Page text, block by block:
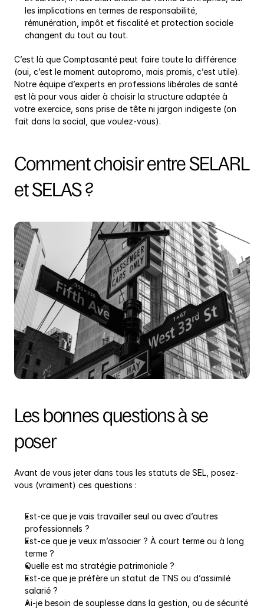
les implications en termes de responsabilité,
rémunération, impôt et fiscalité et protection sociale
changent du tout au tout.
C’est là que Comptasanté peut faire toute la différence
(oui, c’est le moment autopromo, mais promis, c’est utile).
Notre équipe d’experts en professions libérales de santé
est là pour vous aider à choisir la structure adaptée à
votre exercice, sans prise de tête ni jargon indigeste (on
fait dans la social, que voulez-vous).
Comment choisir entre SELARL
et SELAS ?
Les bonnes questions à se
poser
Avant de vous jeter dans tous les statuts de SEL, posez-
vous (vraiment) ces questions :
Est-ce que je vais travailler seul ou avec d’autres
professionnels ?
Est-ce que je veux m’associer ? À court terme ou à long
terme ?
Quelle est ma stratégie patrimoniale ?
Est-ce que je préfère un statut de TNS ou d’assimilé
salarié ?
Ai-je besoin de souplesse dans la gestion, ou de sécurité